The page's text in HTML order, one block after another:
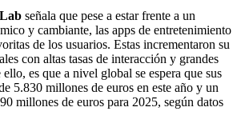
señala que pese a estar frente a un
y cambiante, las apps de entretenimiento
de los usuarios. Estas incrementaron su
con altas tasas de interacción y grandes
es que a nivel global se espera que sus
5.830 millones de euros en este año y un
millones de euros para 2025, según datos